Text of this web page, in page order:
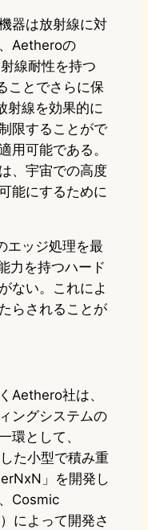
器は放射線に対
Aetheroの
線耐性を持つ
ことでさらに保
射線を効果的に
限することがで
用可能である。
、宇宙での高度
能にするために
エッジ処理を最
力を持つハード
ない。これによ
らされることが
Aethero社は、
ングシステムの
環として、
た小型で積み重
」を開発し
Cosmic
によって開発さ